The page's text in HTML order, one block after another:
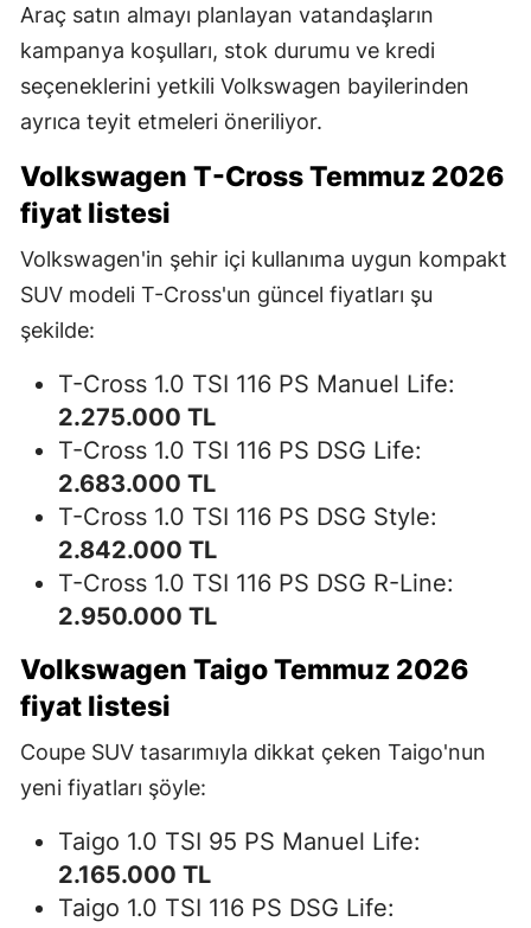
Araç satın almayı planlayan vatandaşların
kampanya koşulları, stok durumu ve kredi
seçeneklerini yetkili Volkswagen bayilerinden
ayrıca teyit etmeleri öneriliyor.
Volkswagen T-Cross Temmuz 2026
fiyat listesi
Volkswagen'in şehir içi kullanıma uygun kompakt
SUV modeli T-Cross'un güncel fiyatları şu
şekilde:
T-Cross 1.0 TSI 116 PS Manuel Life:
2.275.000 TL
T-Cross 1.0 TSI 116 PS DSG Life:
2.683.000 TL
T-Cross 1.0 TSI 116 PS DSG Style:
2.842.000 TL
T-Cross 1.0 TSI 116 PS DSG R-Line:
2.950.000 TL
Volkswagen Taigo Temmuz 2026
fiyat listesi
Coupe SUV tasarımıyla dikkat çeken Taigo'nun
yeni fiyatları şöyle:
Taigo 1.0 TSI 95 PS Manuel Life:
2.165.000 TL
Taigo 1.0 TSI 116 PS DSG Life: